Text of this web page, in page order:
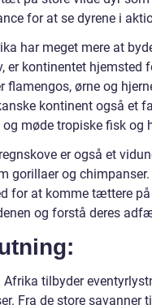
for at se dyrene i
har meget mere at
er kontinentet hjemsted
flamengos, ørne og
kontinent også et
og møde tropiske fisk og
er også et
gorillaer og
for at komme tættere
og forstå deres
Afrika tilbyder
Fra de store savanner